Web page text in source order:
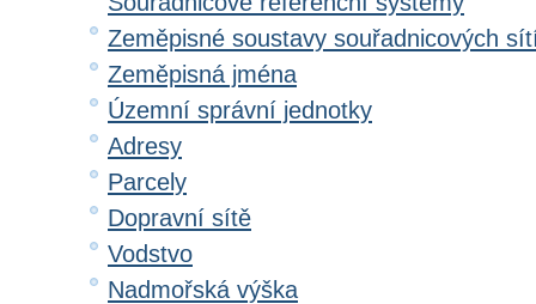
Zeměpisné soustavy souřadnicových
Zeměpisná jména
Územní správní jednotky
Adresy
Parcely
Dopravní sítě
Vodstvo
Nadmořská výška